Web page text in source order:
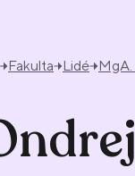
Fakulta Lidé MgA.